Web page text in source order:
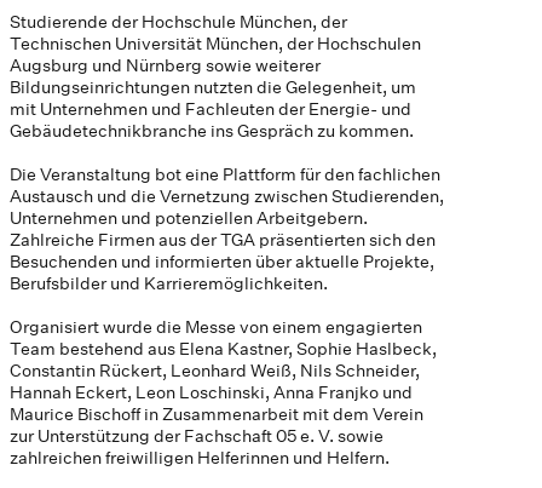
Studierende der Hochschule München, der
Technischen Universität München, der Hochschulen
Augsburg und Nürnberg sowie weiterer
Bildungseinrichtungen nutzten die Gelegenheit, um
mit Unternehmen und Fachleuten der Energie- und
Gebäudetechnikbranche ins Gespräch zu kommen.
Die Veranstaltung bot eine Plattform für den fachlichen
Austausch und die Vernetzung zwischen Studierenden,
Unternehmen und potenziellen Arbeitgebern.
Zahlreiche Firmen aus der TGA präsentierten sich den
Besuchenden und informierten über aktuelle Projekte,
Berufsbilder und Karrieremöglichkeiten.
Organisiert wurde die Messe von einem engagierten
Team bestehend aus Elena Kastner, Sophie Haslbeck,
Constantin Rückert, Leonhard Weiß, Nils Schneider,
Hannah Eckert, Leon Loschinski, Anna Franjko und
Maurice Bischoff in Zusammenarbeit mit dem Verein
zur Unterstützung der Fachschaft 05 e. V. sowie
zahlreichen freiwilligen Helferinnen und Helfern.